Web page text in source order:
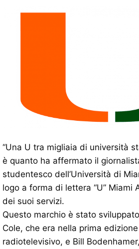
“Una U tra migliaia di università
è quanto ha affermato il
studentesco dell’Università di
logo a forma di lettera “U” Miami
dei suoi servizi.
Questo marchio è stato
Cole, che era nella prima
radiotelevisivo, e Bill